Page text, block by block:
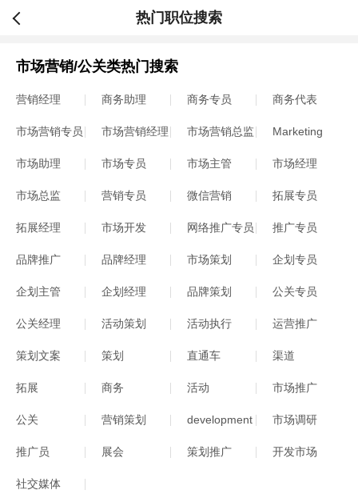
热门职位搜索
市场营销/公关类热门搜索
营销经理 商务助理 商务专员 商务代表
市场营销专员 市场营销经理 市场营销总监 Marketing
市场助理 市场专员 市场主管 市场经理
市场总监 营销专员 微信营销 拓展专员
拓展经理 市场开发 网络推广专员 推广专员
品牌推广 品牌经理 市场策划 企划专员
企划主管 企划经理 品牌策划 公关专员
公关经理 活动策划 活动执行 运营推广
策划文案 策划 直通车 渠道
拓展 商务 活动 市场推广
公关 营销策划 development 市场调研
推广员 展会 策划推广 开发市场
社交媒体